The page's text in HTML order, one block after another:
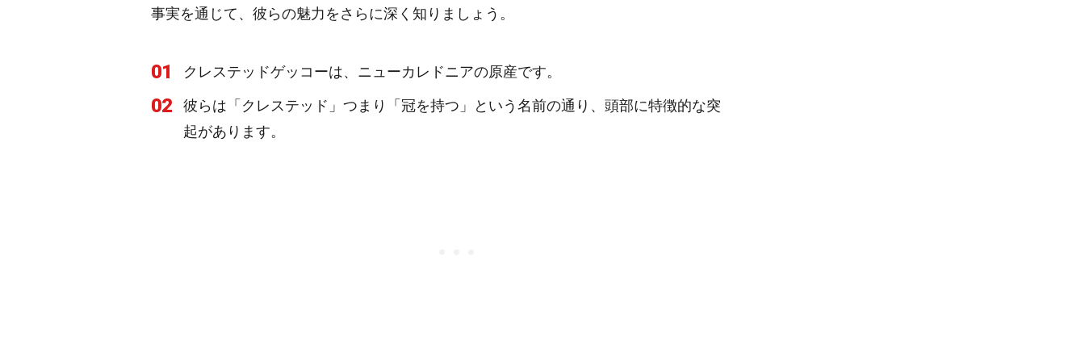
事実を通じて、彼らの魅力をさらに深く知りましょう。
01 クレステッドゲッコーは、ニューカレドニアの原産です。
02
彼らは「クレステッド」つまり「冠を持つ」という名前の通り、頭部に特徴的な突
起があります。